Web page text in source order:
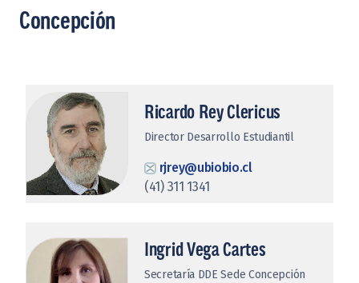
Concepción
Ricardo Rey Clericus
Director Desarrollo Estudiantil
rjrey@ubiobio.cl
(41) 311 1341
Ingrid Vega Cartes
Secretaría DDE Sede Concepción